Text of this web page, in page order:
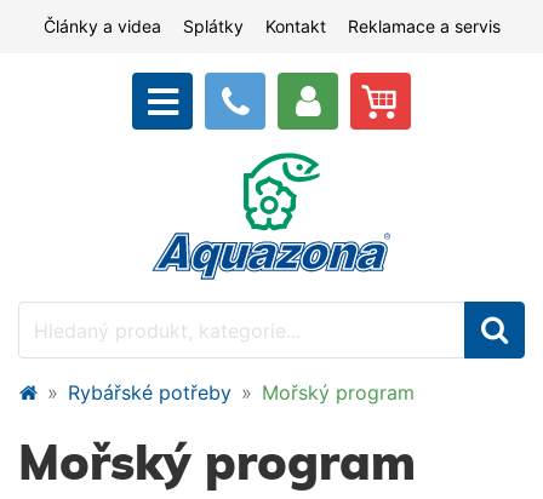
Články a videa Splátky Kontakt Reklamace a servis
Rybářské potřeby Mořský program
Mořský program